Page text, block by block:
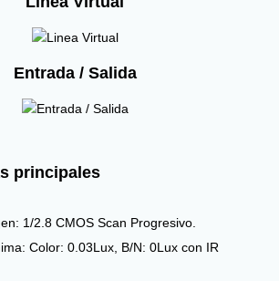
Entrada / Salida
principales
1/2.8 CMOS Scan Progresivo.
Color: 0.03Lux, B/N: 0Lux con IR